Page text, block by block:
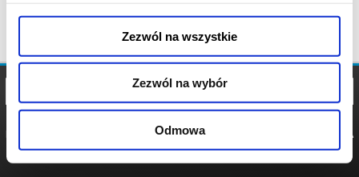
Zezwól na wszystkie
Zezwól na wybór
Odmowa
POLITYKA
POLITYKA